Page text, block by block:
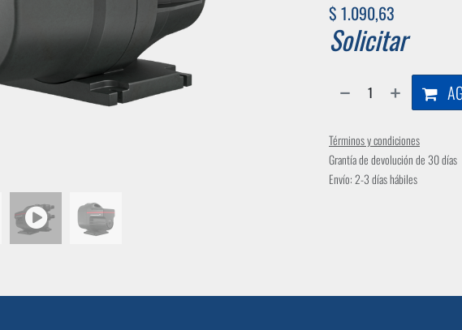
$ 1.090,63
Solicitar
Términos y condiciones
Grantía de devolución de 30 días
Envío: 2-3 días hábiles